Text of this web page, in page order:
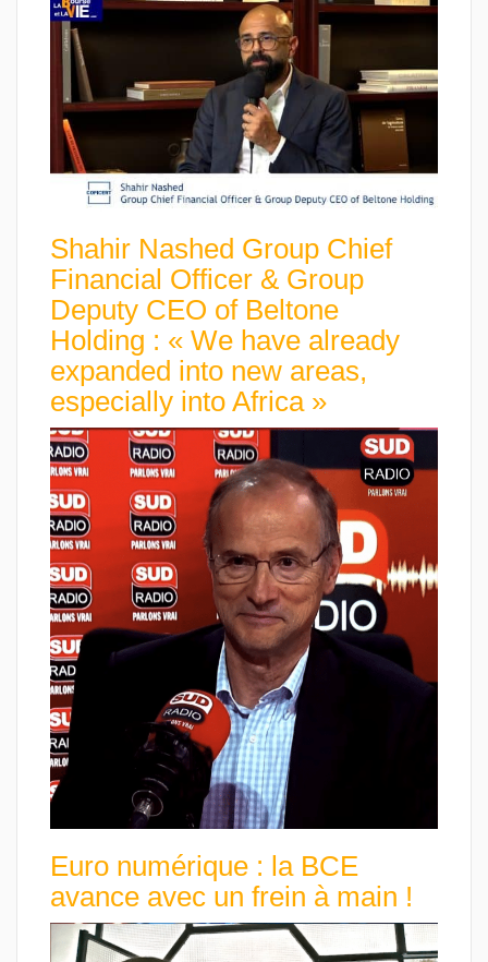
Shahir Nashed Group Chief
Financial Officer & Group
Deputy CEO of Beltone
Holding : « We have already
expanded into new areas,
especially into Africa »
Euro numérique : la BCE
avance avec un frein à main !